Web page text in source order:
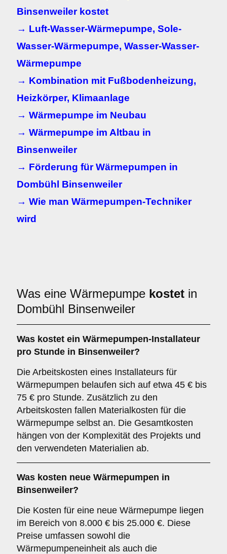
Binsenweiler kostet
→ Luft-Wasser-Wärmepumpe, Sole-
Wasser-Wärmepumpe, Wasser-Wasser-
Wärmepumpe
→ Kombination mit Fußbodenheizung,
Heizkörper, Klimaanlage
→ Wärmepumpe im Neubau
→ Wärmepumpe im Altbau in
Binsenweiler
→ Förderung für Wärmepumpen in
Dombühl Binsenweiler
→ Wie man Wärmepumpen-Techniker
wird
Was eine Wärmepumpe kostet in
Dombühl Binsenweiler
Was kostet ein Wärmepumpen-Installateur
pro Stunde in Binsenweiler?
Die Arbeitskosten eines Installateurs für
Wärmepumpen belaufen sich auf etwa 45 € bis
75 € pro Stunde. Zusätzlich zu den
Arbeitskosten fallen Materialkosten für die
Wärmepumpe selbst an. Die Gesamtkosten
hängen von der Komplexität des Projekts und
den verwendeten Materialien ab.
Was kosten neue Wärmepumpen in
Binsenweiler?
Die Kosten für eine neue Wärmepumpe liegen
im Bereich von 8.000 € bis 25.000 €. Diese
Preise umfassen sowohl die
Wärmepumpeneinheit als auch die